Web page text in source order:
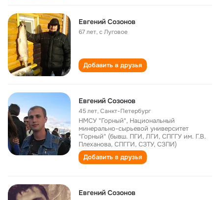
Евгений Созонов
67 лет,с Луговое
Добавить в друзья
Евгений Созонов
45 лет,Санкт-Петербург
НМСУ "Горный", Национальный
минерально-сырьевой университет
"Горный" (бывш. ПГИ, ЛГИ, СПГГУ им. Г.В.
Плеханова, СПГГИ, СЗТУ, СЗПИ)
Добавить в друзья
Евгений Созонов